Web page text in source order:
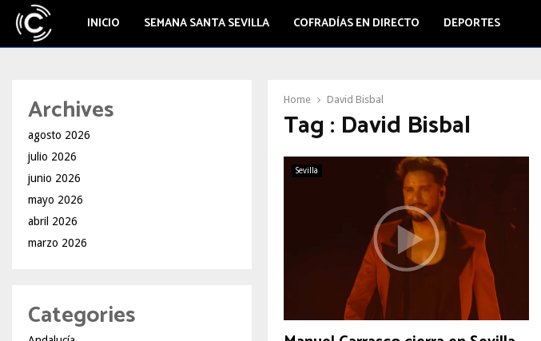
INICIO SEMANA SANTA SEVILLA COFRADÍAS EN DIRECTO DEPORTES
Home David Bisbal
Tag : David Bisbal
Sevilla
Archives
agosto 2026
julio 2026
junio 2026
mayo 2026
abril 2026
marzo 2026
Categories